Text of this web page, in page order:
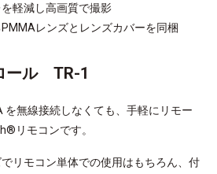
軽減し高画質で撮影​
レンズとレンズカバーを同梱
ール TR-1
を無線接続しなくても、手軽にリモー
リモコンです。
リモコン単体での使用はもちろん、付